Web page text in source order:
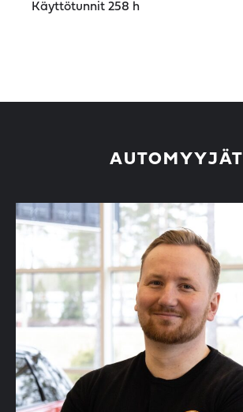
Käyttötunnit 258 h
AUTOMYYJÄT